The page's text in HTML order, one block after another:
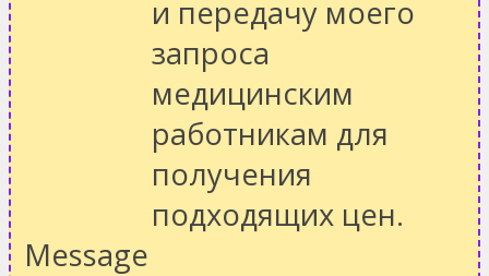
и передачу моего
запроса
медицинским
работникам для
получения
подходящих цен.
Message